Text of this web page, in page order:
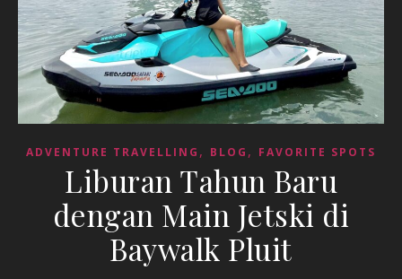
ADVENTURE TRAVELLING , BLOG , FAVORITE SPOTS
Liburan Tahun Baru
dengan Main Jetski di
Baywalk Pluit